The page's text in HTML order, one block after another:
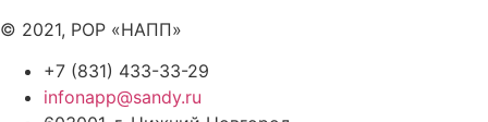
© 2021, РОР «НАПП»
+7 (831) 433-33-29
infonapp@sandy.ru